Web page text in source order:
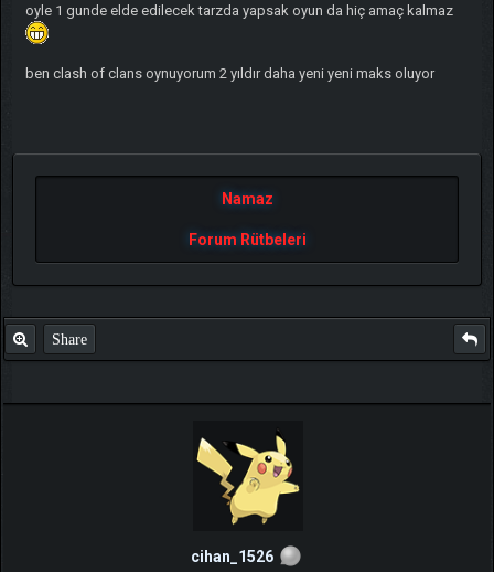
oyle 1 gunde elde edilecek tarzda yapsak oyun da hiç amaç kalmaz
ben clash of clans oynuyorum 2 yıldır daha yeni yeni maks oluyor
Namaz
Forum Rütbeleri
Share
cihan_1526